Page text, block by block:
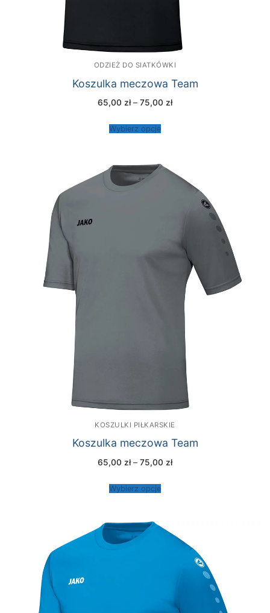
ODZIEŻ DO SIATKÓWKI
Koszulka meczowa Team
65,00 zł – 75,00 złZakres
Wybierz opcje
KOSZULKI PIŁKARSKIE
Koszulka meczowa Team
65,00 zł – 75,00 złZakres
Wybierz opcje